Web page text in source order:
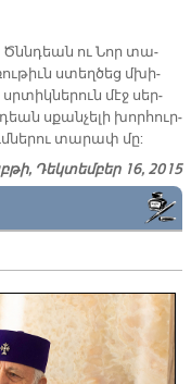
Ծննդեան ու Նոր տա­
ստեղ­ծեց մխի­
մէջ սեր­
սքան­չե­լի խոր­հուր­
տա­րափ մը:
Դեկտեմբեր 16, 2015